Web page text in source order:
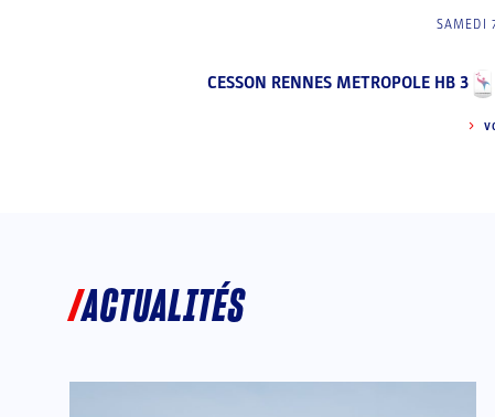
SAMEDI
CESSON RENNES METROPOLE HB 3
ACTUALITÉS